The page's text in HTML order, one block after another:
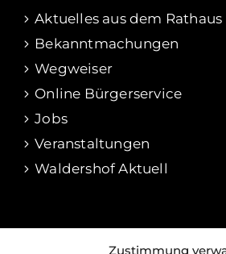
Zustimmung
Aktuelles aus dem Rathaus
Bekanntmachungen
Wegweiser
Online Bürgerservice
Jobs
Veranstaltungen
Waldershof Aktuell
RECHTLICHES